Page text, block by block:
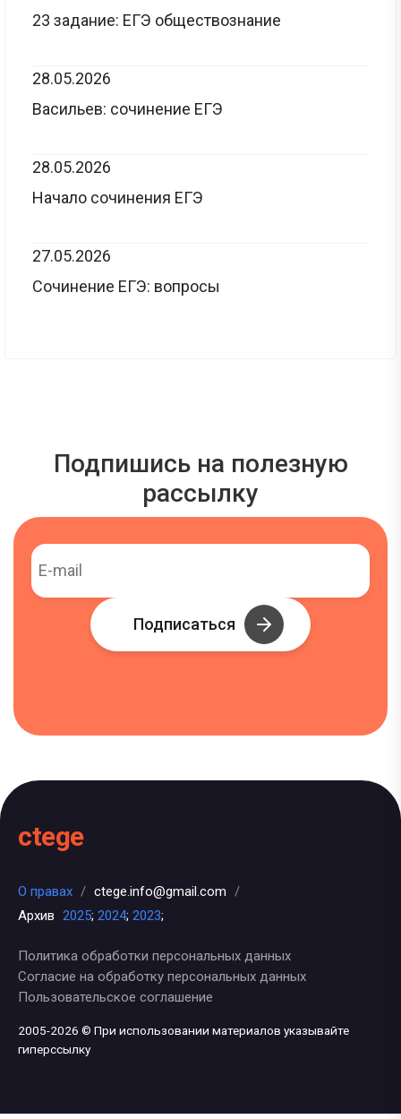
23 задание: ЕГЭ обществознание
28.05.2026
Васильев: сочинение ЕГЭ
28.05.2026
Начало сочинения ЕГЭ
27.05.2026
Сочинение ЕГЭ: вопросы
Подпишись на полезную
рассылку
Подписаться
ctege
О правах / ctege.info@gmail.com
/
Архив 2025; 2024; 2023;
Политика обработки персональных данных
Согласие на обработку персональных данных
Пользовательское соглашение
2005-2026 © При использовании материалов указывайте
гиперссылку